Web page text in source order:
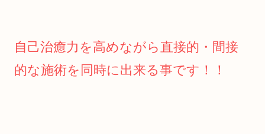
自己治癒力を高めながら直接的・間接
的な施術を同時に出来る事です！！